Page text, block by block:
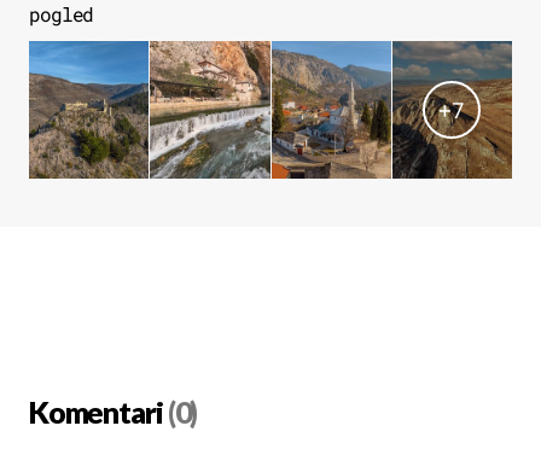
pogled
+7
Komentari(0)